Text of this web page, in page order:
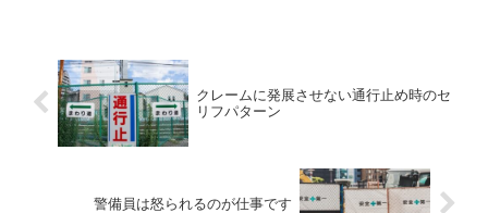
員としての重要なスキルです。こ
の記事では、特に新人警備員が通
行止め業務をこなす際に直面する
課題と、それに対処するための具
体的な手法を解説します。
クレームに発展させない通行止め時のセ
リフパターン
警備員は怒られるのが仕事です